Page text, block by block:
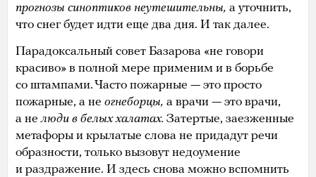
прогнозы синоптиков неутешительны, а уточнить,
что снег будет идти еще два дня. И так далее.
Парадоксальный совет Базарова «не говори
красиво» в полной мере применим и в борьбе
со штампами. Часто пожарные — это просто
пожарные, а не огнеборцы, а врачи — это врачи,
а нелюди в белых халатах. Затертые, заезженные
метафоры и крылатые слова не придадут речи
образности, только вызовут недоумение
и раздражение. И здесь снова можно вспомнить